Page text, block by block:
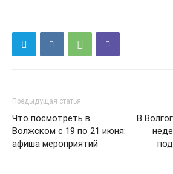
Предыдущая статья
Что посмотреть в
Волжском с 19 по 21 июня:
афиша мероприятий
В